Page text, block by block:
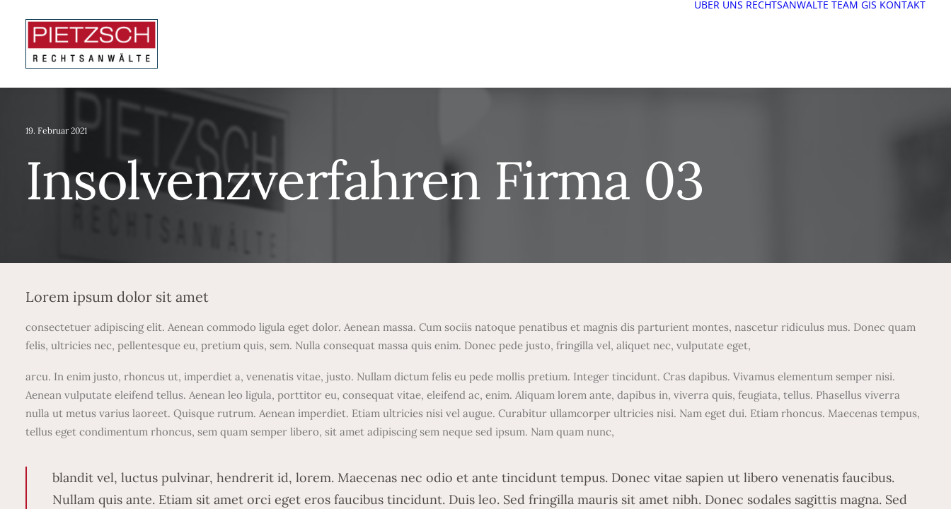
ÜBER UNS RECHTSANWÄLTE TEAM GIS KONTAKT
19. Februar 2021
Insolvenzverfahren Firma 03
Lorem ipsum dolor sit amet
consectetuer adipiscing elit. Aenean commodo ligula eget dolor. Aenean massa. Cum sociis natoque penatibus et magnis dis parturient montes, nascetur ridiculus mus. Donec quam
felis, ultricies nec, pellentesque eu, pretium quis, sem. Nulla consequat massa quis enim. Donec pede justo, fringilla vel, aliquet nec, vulputate eget,
arcu. In enim justo, rhoncus ut, imperdiet a, venenatis vitae, justo. Nullam dictum felis eu pede mollis pretium. Integer tincidunt. Cras dapibus. Vivamus elementum semper nisi.
Aenean vulputate eleifend tellus. Aenean leo ligula, porttitor eu, consequat vitae, eleifend ac, enim. Aliquam lorem ante, dapibus in, viverra quis, feugiata, tellus. Phasellus viverra
nulla ut metus varius laoreet. Quisque rutrum. Aenean imperdiet. Etiam ultricies nisi vel augue. Curabitur ullamcorper ultricies nisi. Nam eget dui. Etiam rhoncus. Maecenas tempus,
tellus eget condimentum rhoncus, sem quam semper libero, sit amet adipiscing sem neque sed ipsum. Nam quam nunc,
blandit vel, luctus pulvinar, hendrerit id, lorem. Maecenas nec odio et ante tincidunt tempus. Donec vitae sapien ut libero venenatis faucibus.
Nullam quis ante. Etiam sit amet orci eget eros faucibus tincidunt. Duis leo. Sed fringilla mauris sit amet nibh. Donec sodales sagittis magna. Sed